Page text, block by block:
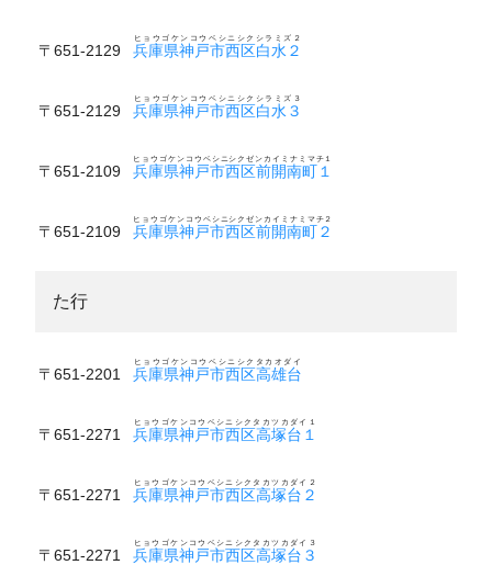
〒651-2129 兵庫県神戸市西区白水２
ヒョウゴケンコウベシニシクシラミズ２
〒651-2129 兵庫県神戸市西区白水３
ヒョウゴケンコウベシニシクシラミズ３
〒651-2109 兵庫県神戸市西区前開南町１
ヒョウゴケンコウベシニシクゼンカイミナミマチ１
〒651-2109 兵庫県神戸市西区前開南町２
ヒョウゴケンコウベシニシクゼンカイミナミマチ２
た行
〒651-2201 兵庫県神戸市西区高雄台
ヒョウゴケンコウベシニシクタカオダイ
〒651-2271 兵庫県神戸市西区高塚台１
ヒョウゴケンコウベシニシクタカツカダイ１
〒651-2271 兵庫県神戸市西区高塚台２
ヒョウゴケンコウベシニシクタカツカダイ２
〒651-2271 兵庫県神戸市西区高塚台３
ヒョウゴケンコウベシニシクタカツカダイ３